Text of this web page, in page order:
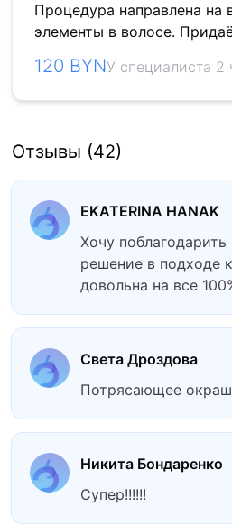
Процедура направлена на
элементы в волосе.
120 BYNУ специалиста 2
Отзывы (42)
EKATERINA HANAK
Хочу
решение в подходе
довольна на все
Света Дроздова
Потрясающее
Никита Бондаренко
Супер!!!!!!